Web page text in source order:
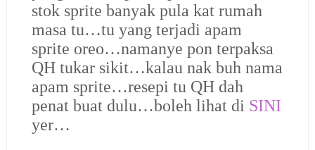
stok sprite banyak pula kat rumah
masa tu…tu yang terjadi apam
sprite oreo…namanye pon terpaksa
QH tukar sikit…kalau nak buh nama
apam sprite…resepi tu QH dah
penat buat dulu…boleh lihat di SINI
yer…